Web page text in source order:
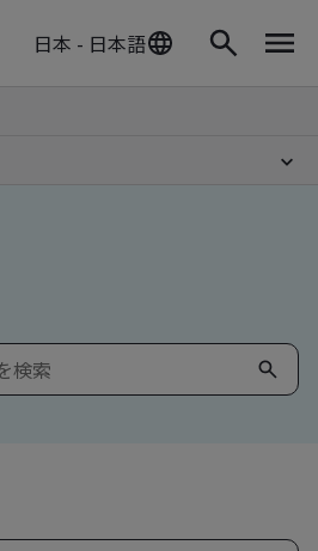
日本 - 日本語